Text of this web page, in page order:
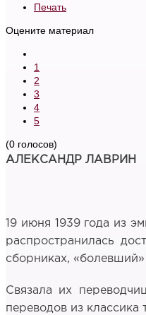
Печать
Оцените материал
1
2
3
4
5
(0 голосов)
АЛЕКСАНДР ЛАВРИН
19 июня 1939 года из
распространилась
сборниках,
Связала их
переводов из